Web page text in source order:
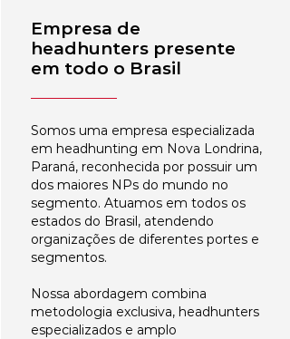
Empresa de
headhunters presente
em todo o Brasil
Somos uma empresa especializada
em headhunting em Nova Londrina,
Paraná, reconhecida por possuir um
dos maiores NPs do mundo no
segmento. Atuamos em todos os
estados do Brasil, atendendo
organizações de diferentes portes e
segmentos.
Nossa abordagem combina
metodologia exclusiva, headhunters
especializados e amplo